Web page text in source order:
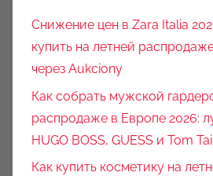
Снижение цен в Zara Italia
купить на летней
через Aukciony
Как собрать мужской
распродаже в Европе 2026:
HUGO BOSS, GUESS и Tom
Как купить косметику на